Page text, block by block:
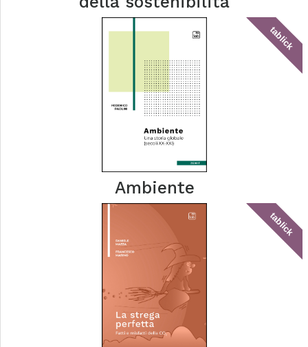
tablick
Ambiente
tablick